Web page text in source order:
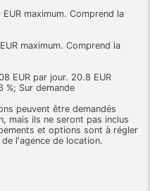
maximum. Comprend la
maximum. Comprend la
EUR par jour. 20.8 EUR
%; Sur demande
peuvent être demandés
mais ils ne seront pas inclus
et options sont à régler
l'agence de location.